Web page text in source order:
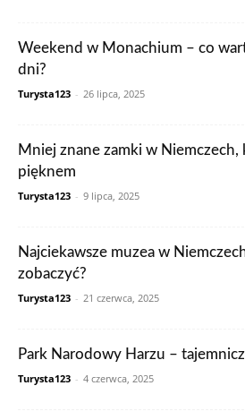
Weekend w Monachium – co
dni?
Turysta123 - 26 lipca, 2025
Mniej znane zamki w Niemczech,
pięknem
Turysta123 - 9 lipca, 2025
Najciekawsze muzea w
zobaczyć?
Turysta123 - 21 czerwca, 2025
Park Narodowy Harzu –
Turysta123 - 4 czerwca, 2025